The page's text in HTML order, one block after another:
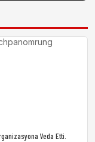
Veda Etti.